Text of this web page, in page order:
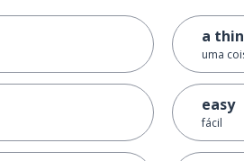
a
uma
easy
fácil